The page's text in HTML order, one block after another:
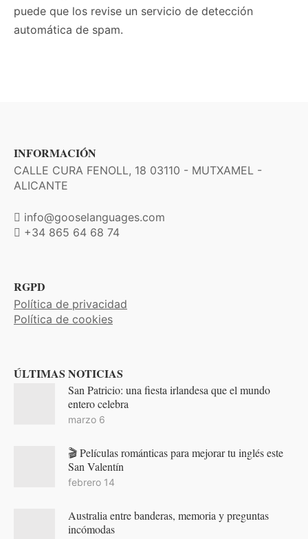
puede que los revise un servicio de detección
automática de spam.
INFORMACIÓN
CALLE CURA FENOLL, 18 03110 - MUTXAMEL -
ALICANTE
info@gooselanguages.com
+34 865 64 68 74
RGPD
Política de privacidad
Política de cookies
ÚLTIMAS NOTICIAS
San Patricio: una fiesta irlandesa que el mundo
entero celebra
marzo 6
🎬 Películas románticas para mejorar tu inglés este
San Valentín
febrero 14
Australia entre banderas, memoria y preguntas
incómodas